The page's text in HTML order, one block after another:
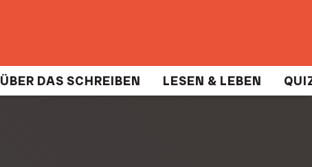
ÜBER DAS SCHREIBEN LESEN & LEBEN